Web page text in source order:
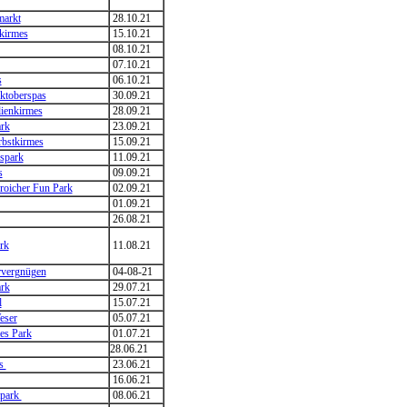
28.10.21
15.10.21
08.10.21
07.10.21
06.10.21
30.09.21
28.09.21
23.09.21
15.09.21
11.09.21
09.09.21
Fun Park
02.09.21
01.09.21
26.08.21
11.08.21
04-08-21
29.07.21
15.07.21
05.07.21
Park
01.07.21
28.06.21
23.06.21
16.06.21
08.06.21